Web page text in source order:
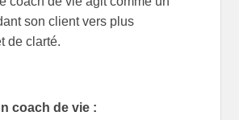
son client vers plus
de clarté.
coach de vie :